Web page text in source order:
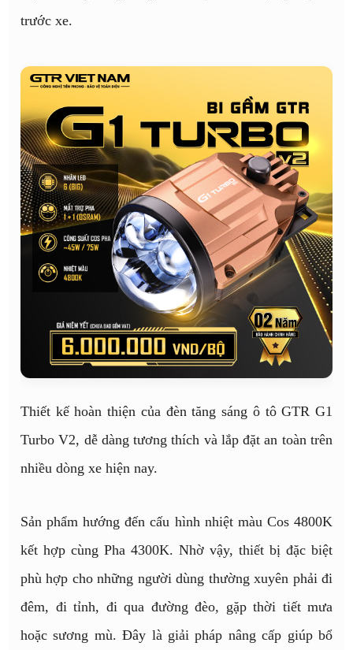
trước xe.
Thiết kế hoàn thiện của đèn tăng sáng ô tô GTR G1
Turbo V2, dễ dàng tương thích và lắp đặt an toàn trên
nhiều dòng xe hiện nay.
Sản phẩm hướng đến cấu hình nhiệt màu Cos 4800K
kết hợp cùng Pha 4300K. Nhờ vậy, thiết bị đặc biệt
phù hợp cho những người dùng thường xuyên phải đi
đêm, đi tỉnh, đi qua đường đèo, gặp thời tiết mưa
hoặc sương mù. Đây là giải pháp nâng cấp giúp bổ